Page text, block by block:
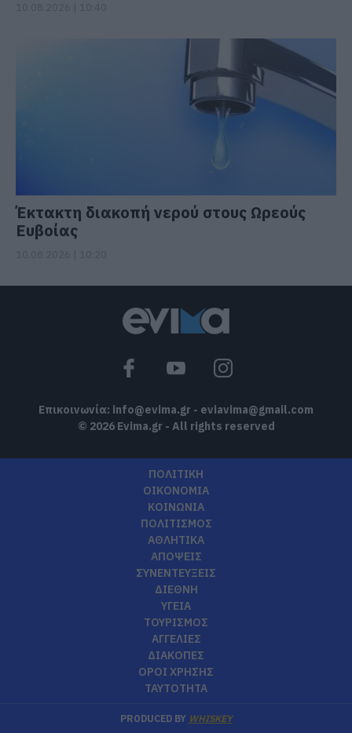
Έκτακτη διακοπή νερού στους Ωρεούς
Ευβοίας
Επικοινωνία: info@evima.gr - eviavima@gmail.com
© 2026 Evima.gr - All rights reserved
ΠΟΛΙΤΙΚΗ
ΟΙΚΟΝΟΜΙΑ
ΚΟΙΝΩΝΙΑ
ΠΟΛΙΤΙΣΜΟΣ
ΑΘΛΗΤΙΚΑ
ΑΠΟΨΕΙΣ
ΣΥΝΕΝΤΕΥΞΕΙΣ
ΔΙΕΘΝΗ
ΥΓΕΙΑ
ΤΟΥΡΙΣΜΟΣ
ΑΓΓΕΛΙΕΣ
ΔΙΑΚΟΠΕΣ
ΟΡΟΙ ΧΡΗΣΗΣ
ΤΑΥΤΟΤΗΤΑ
PRODUCED BY WHISKEY